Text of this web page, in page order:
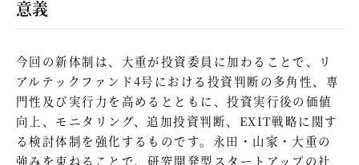
意義
今回の新体制は、大重が投資委員に加わることで、リ
アルテックファンド4号における投資判断の多角性、専
門性及び実行力を高めるとともに、投資実行後の価値
向上、モニタリング、追加投資判断、EXIT戦略に関す
る検討体制を強化するものです。永田・山家・大重の
強みを束ねることで、研究開発型スタートアップの社